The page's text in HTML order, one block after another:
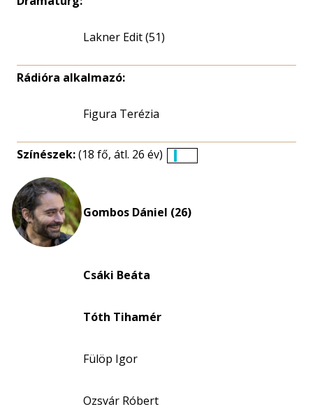
Lakner Edit (51)
Rádióra alkalmazó:
Figura Terézia
Színészek:(18 fő, átl. 26 év)
Gombos Dániel (26)
Csáki Beáta
Tóth Tihamér
Fülöp Igor
Ozsvár Róbert